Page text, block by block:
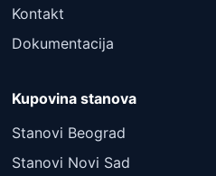
Kontakt
Dokumentacija
Kupovina stanova
Stanovi Beograd
Stanovi Novi Sad